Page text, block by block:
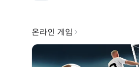
온라인 게임